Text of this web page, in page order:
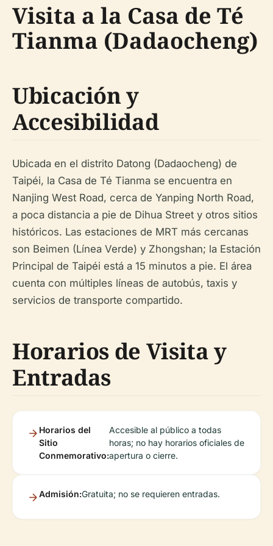
Visita a la Casa de Té
Tianma (Dadaocheng)
Ubicación y
Accesibilidad
Ubicada en el distrito Datong (Dadaocheng) de
Taipéi, la Casa de Té Tianma se encuentra en
Nanjing West Road, cerca de Yanping North Road,
a poca distancia a pie de Dihua Street y otros sitios
históricos. Las estaciones de MRT más cercanas
son Beimen (Línea Verde) y Zhongshan; la Estación
Principal de Taipéi está a 15 minutos a pie. El área
cuenta con múltiples líneas de autobús, taxis y
servicios de transporte compartido.
Horarios de Visita y
Entradas
Horarios del
Sitio
Conmemorativo:
Accesible al público a todas
horas; no hay horarios oficiales de
apertura o cierre.
Admisión:Gratuita; no se requieren entradas.